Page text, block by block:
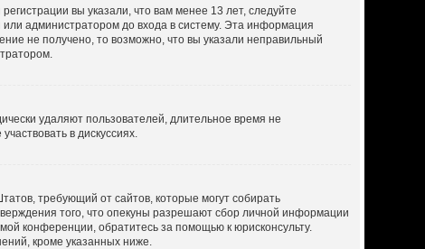
вы указали, что вам менее 13 лет, следуйте
администратором до входа в систему. Эта информация
не получено, то возможно, что вы указали неправильный
удаляют пользователей, длительное время не
в дискуссиях.
требующий от сайтов, которые могут собирать
того, что опекуны разрешают сбор личной информации
конференции, обратитесь за помощью к юрисконсульту.
кроме указанных ниже.